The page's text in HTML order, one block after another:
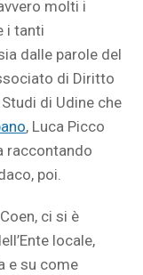
molti i
i tanti
dalle parole del
di Diritto
di Udine che
, Luca Picco
raccontando
poi.
ci si è
locale,
e su come